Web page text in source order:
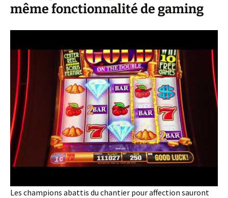
même fonctionnalité de gaming
Les champions abattis du chantier pour affection sauront